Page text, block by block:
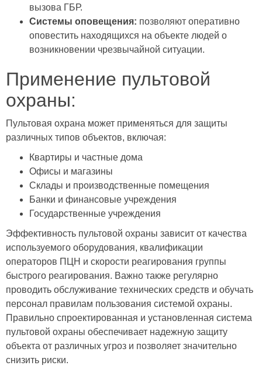
вызова ГБР.
Системы оповещения: позволяют оперативно
оповестить находящихся на объекте людей о
возникновении чрезвычайной ситуации.
Применение пультовой
охраны:
Пультовая охрана может применяться для защиты
различных типов объектов, включая:
Квартиры и частные дома
Офисы и магазины
Склады и производственные помещения
Банки и финансовые учреждения
Государственные учреждения
Эффективность пультовой охраны зависит от качества
используемого оборудования, квалификации
операторов ПЦН и скорости реагирования группы
быстрого реагирования. Важно также регулярно
проводить обслуживание технических средств и обучать
персонал правилам пользования системой охраны.
Правильно спроектированная и установленная система
пультовой охраны обеспечивает надежную защиту
объекта от различных угроз и позволяет значительно
снизить риски.